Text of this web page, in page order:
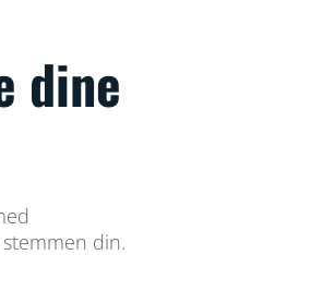
dine
din.